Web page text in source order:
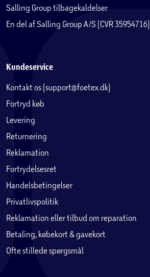
Salling Group tilbagekaldelser
En del af Salling Group A/S (CVR 35954716)
Kundeservice
Kontakt os (support@foetex.dk)
Fortryd køb
Levering
Returnering
Reklamation
Fortrydelsesret
Handelsbetingelser
Privatlivspolitik
Reklamation eller tilbud om reparation
Betaling, købekort & gavekort
Ofte stillede spørgsmål